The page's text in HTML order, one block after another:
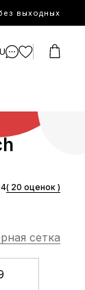
выходных
4( 20 оценок )
сетка